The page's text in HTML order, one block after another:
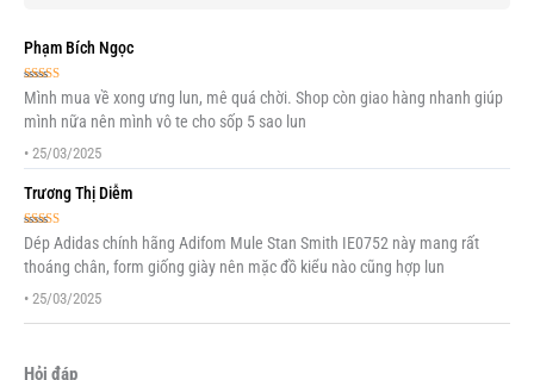
Phạm Bích Ngọc
Được xếp
hạng5 5 sao
Mình mua về xong ưng lun, mê quá chời. Shop còn giao hàng nhanh giúp
mình nữa nên mình vô te cho sốp 5 sao lun
• 25/03/2025
Trương Thị Diễm
Được xếp
hạng55 sao
Dép Adidas chính hãng Adifom Mule Stan Smith IE0752 này mang rất
thoáng chân, form giống giày nên mặc đồ kiểu nào cũng hợp lun
• 25/03/2025
Hỏi đáp